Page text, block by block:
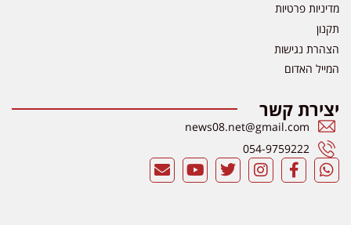
מדיניות פרטיות
תקנון
הצהרת נגישות
המייל האדום
יצירת קשר
news08.net@gmail.com
054-9759222